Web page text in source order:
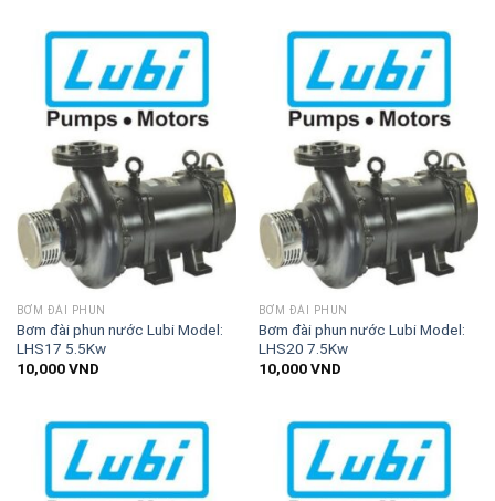
BƠM ĐÀI PHUN
Bơm đài phun nước Lubi Model:
LHS17 5.5Kw
10,000VND
BƠM ĐÀI PHUN
Bơm đài phun nước Lubi Model:
LHS20 7.5Kw
10,000VND